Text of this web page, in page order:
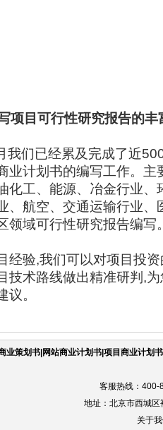
项目可行性研究报告的丰
们已经累及完成了近
业计划书的编写工作。主
化工、能源、冶金行业、
、航空、交通运输行业、
领域可行性研究报告编写
验,我们可以对项目投资
技术路线做出精准研判,
议。
业策划书|网站商业计划书|项目商业计
客服热线：
地址：北京市西城
关于